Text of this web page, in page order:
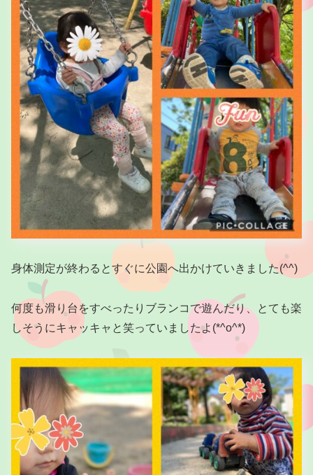
身体測定が終わるとすぐに公園へ出かけていきました(^^)
何度も滑り台をすべったりブランコで遊んだり、とても楽
しそうにキャッキャと笑っていましたよ(*^o^*)